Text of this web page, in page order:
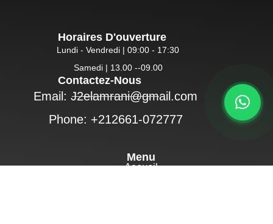
Menu
Accueil
Horaires D'ouverture
Lundi - Vendredi | 09:00 - 17:30
Samedi | 13.00 --09.00
Contactez-Nous
Email: J2elamrani@gmail.com
Phone: +212661-072777